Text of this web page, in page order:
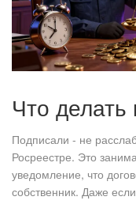
Что делать
Подписали - не
Росреестре. Это
уведомление, что
собственник. Даже